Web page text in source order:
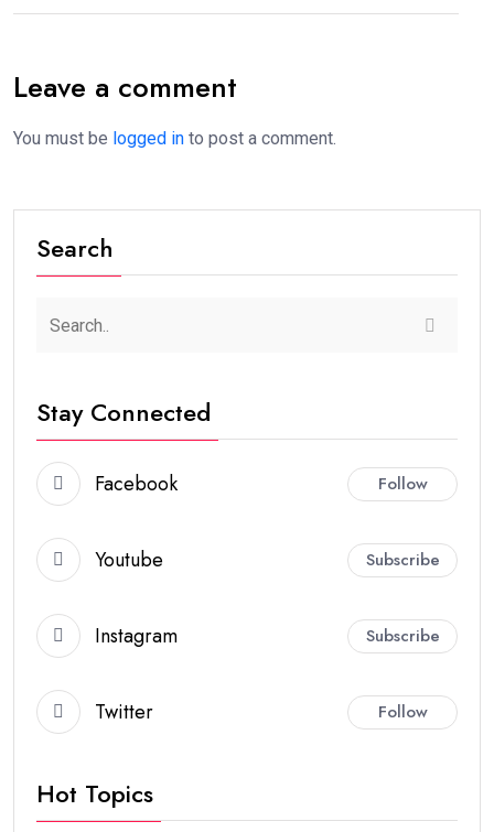
Leave a comment
You must be logged in to post a comment.
Search
Stay Connected
Facebook Follow
Youtube Subscribe
Instagram Subscribe
Twitter Follow
Hot Topics